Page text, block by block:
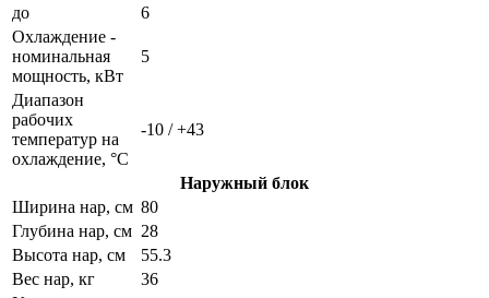
до
6
Охлаждение -
номинальная
мощность, кВт
5
Диапазон
рабочих
температур на
охлаждение, °C
-10 / +43
Наружный блок
Ширина нар, см 80
Глубина нар, см 28
Высота нар, см
55.3
Вес нар, кг
36